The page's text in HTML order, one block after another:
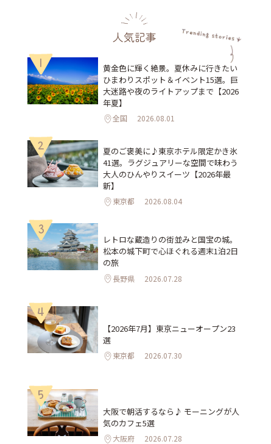
人気記事
1
黄金色に輝く絶景。夏休みに行きたい
ひまわりスポット＆イベント15選。巨
大迷路や夜のライトアップまで【2026
年夏】
全国 2026.08.01
2
夏のご褒美に♪東京ホテル限定かき氷
41選。ラグジュアリーな空間で味わう
大人のひんやりスイーツ【2026年最
新】
東京都 2026.08.04
3
レトロな蔵造りの街並みと国宝の城。
松本の城下町で心ほぐれる週末1泊2日
の旅
長野県 2026.07.28
4
【2026年7月】東京ニューオープン23
選
東京都 2026.07.30
5
大阪で朝活するなら♪ モーニングが人
気のカフェ5選
大阪府 2026.07.28